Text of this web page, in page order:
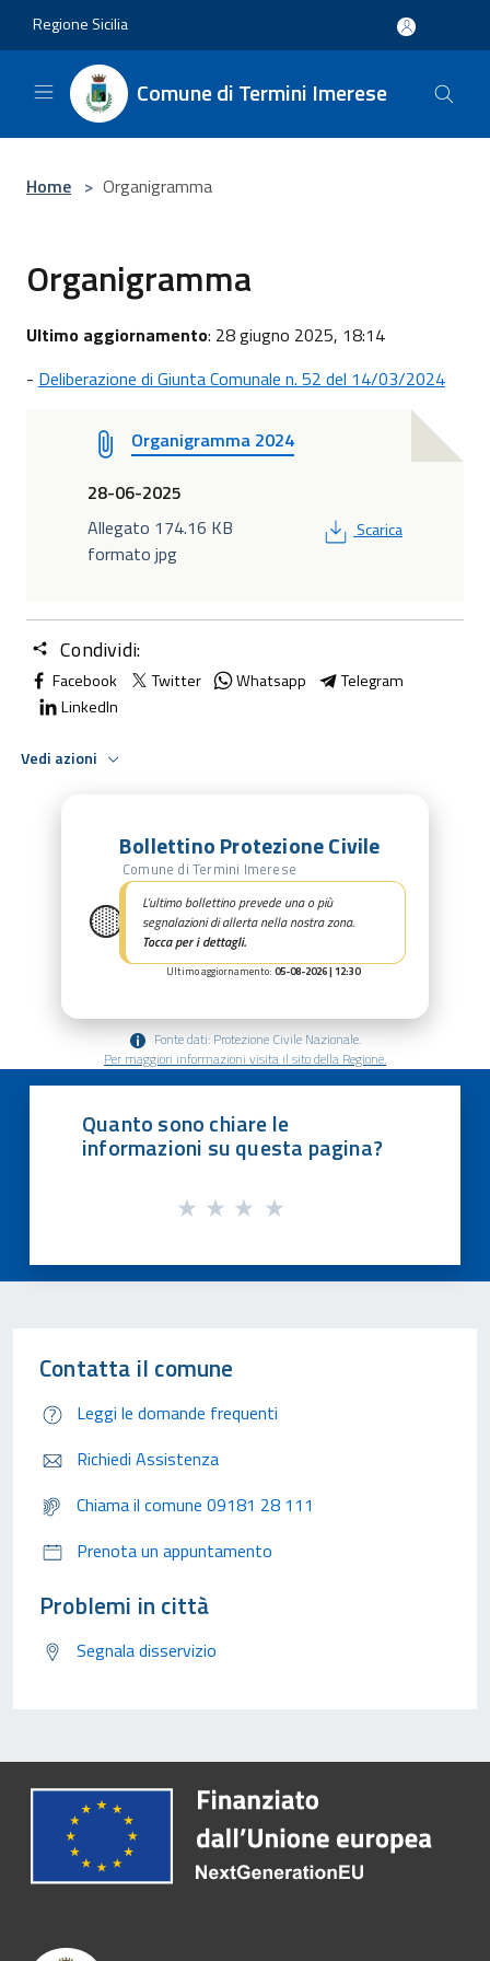
Regione Sicilia
Comune di Termini Imerese
Home > Organigramma
Organigramma
Ultimo aggiornamento: 28 giugno 2025, 18:14
- Deliberazione di Giunta Comunale n. 52 del 14/03/2024
Organigramma 2024
28-06-2025
Allegato 174.16 KB
formato jpg
PDF
Scarica
Condividi:
Facebook Twitter Whatsapp
Telegram
LinkedIn
Vedi azioni
🟡
Bollettino Protezione Civile
Comune di Termini Imerese
L’ultimo bollettino prevede una o più
segnalazioni di allerta nella nostra zona.
Tocca per i dettagli.
Ultimo aggiornamento: 05-08-2026 | 12:30
Fonte dati: Protezione Civile Nazionale.
Per maggiori informazioni visita il sito della Regione.
Quanto sono chiare le
informazioni su questa pagina?
Contatta il comune
Leggi le domande frequenti
Richiedi Assistenza
Chiama il comune 09181 28 111
Prenota un appuntamento
Problemi in città
Segnala disservizio